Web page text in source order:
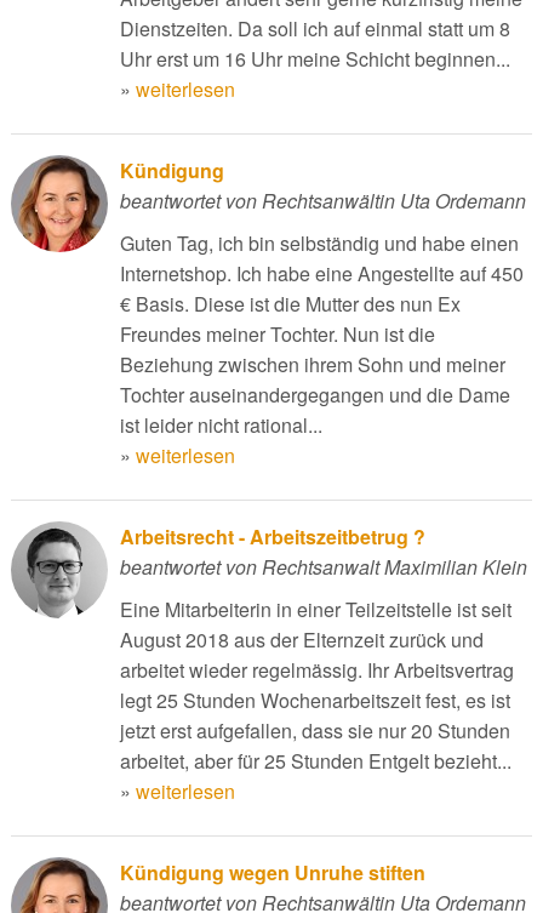
Dienstzeiten. Da soll ich auf einmal statt um 8
Uhr erst um 16 Uhr meine Schicht beginnen...
» weiterlesen
Kündigung
beantwortet von Rechtsanwältin Uta Ordemann
Guten Tag, ich bin selbständig und habe einen
Internetshop. Ich habe eine Angestellte auf 450
€ Basis. Diese ist die Mutter des nun Ex
Freundes meiner Tochter. Nun ist die
Beziehung zwischen ihrem Sohn und meiner
Tochter auseinandergegangen und die Dame
ist leider nicht rational...
» weiterlesen
Arbeitsrecht - Arbeitszeitbetrug ?
beantwortet von Rechtsanwalt Maximilian Klein
Eine Mitarbeiterin in einer Teilzeitstelle ist seit
August 2018 aus der Elternzeit zurück und
arbeitet wieder regelmässig. Ihr Arbeitsvertrag
legt 25 Stunden Wochenarbeitszeit fest, es ist
jetzt erst aufgefallen, dass sie nur 20 Stunden
arbeitet, aber für 25 Stunden Entgelt bezieht...
» weiterlesen
Kündigung wegen Unruhe stiften
beantwortet von Rechtsanwältin Uta Ordemann